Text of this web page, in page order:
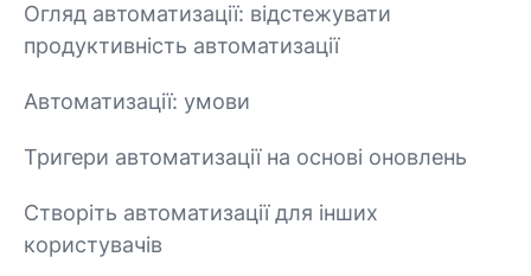
Огляд автоматизації: відстежувати
продуктивність автоматизації
Автоматизації: умови
Тригери автоматизації на основі оновлень
Створіть автоматизації для інших
користувачів